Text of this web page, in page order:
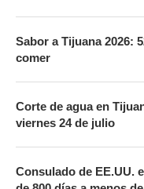
Sabor a Tijuana 2026:
comer
Corte de agua en
viernes 24 de julio
Consulado de EE.UU.